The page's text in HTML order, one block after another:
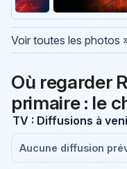
Voir toutes les photos
Où regarder
primaire : le
TV : Diffusions à
Aucune diffusion